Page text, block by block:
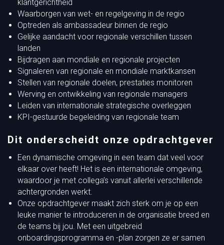
klantgerichtheid
Waarborgen van wet- en regelgeving in de regio
Optreden als ambassadeur binnen de regio
Gelijke aandacht voor regionale verschillen tussen
landen
Bijdragen aan mondiale en regionale projecten
Signaleren van regionale en mondiale marktkansen
Stellen van regionale doelen, prestaties monitoren
Werving en ontwikkeling van regionale managers
Leiden van internationale strategische overleggen
KPI-gestuurde begeleiding van regionale team
Dit onderscheidt onze opdrachtgever
Een dynamische omgeving in een team dat veel voor
elkaar over heeft! Het is een internationale omgeving,
waardoor je met collega’s vanuit allerlei verschillende
achtergronden werkt.
Onze opdrachtgever maakt zich sterk om je op een
leuke manier te introduceren in de organisatie breed en
de teams bij jou. Met een uitgebreid
onboardingsprogramma en -plan zorgen ze er samen